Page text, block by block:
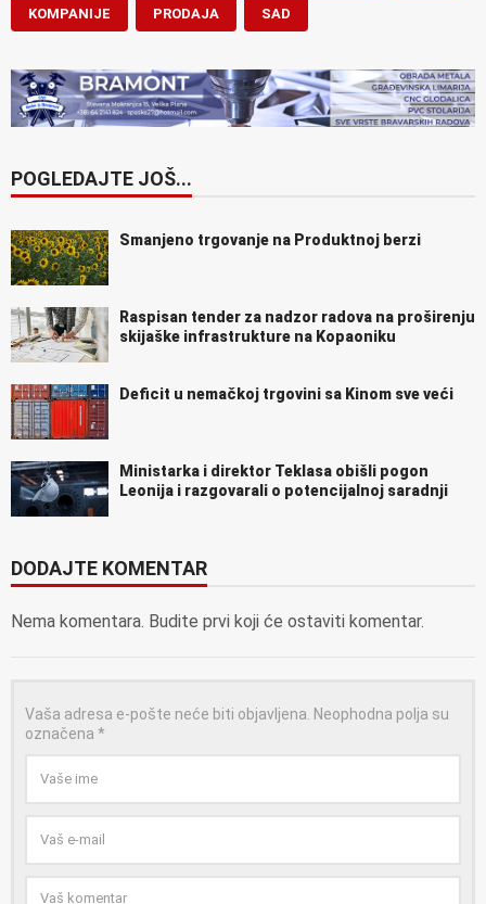
KOMPANIJE PRODAJA SAD
POGLEDAJTE JOŠ...
Smanjeno trgovanje na Produktnoj berzi
Raspisan tender za nadzor radova na proširenju
skijaške infrastrukture na Kopaoniku
Deficit u nemačkoj trgovini sa Kinom sve veći
Ministarka i direktor Teklasa obišli pogon
Leonija i razgovarali o potencijalnoj saradnji
DODAJTE KOMENTAR
Nema komentara. Budite prvi koji će ostaviti komentar.
Vaša adresa e-pošte neće biti objavljena. Neophodna polja su
označena *